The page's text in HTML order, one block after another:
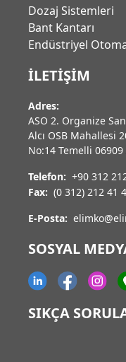
Dozaj Sistemleri
Bant Kantarı
Endüstriyel
İLETIŞIM
Adres:
ASO 2. Organize
Alcı OSB Mahallesi
No:14 Temelli 06909
Telefon: +90 312
Fax: (0 312) 212 41
E-Posta:
SOSYAL
SIKÇA